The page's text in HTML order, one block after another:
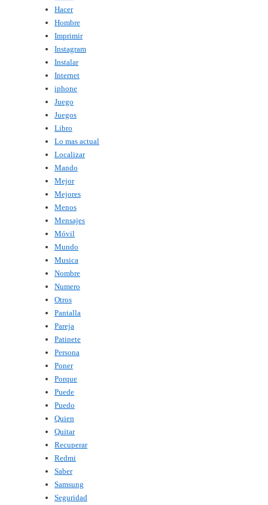
Hacer
Hombre
Imprimir
Instagram
Instalar
Internet
iphone
Juego
Juegos
Libro
Lo mas actual
Localizar
Mando
Mejor
Mejores
Menos
Mensajes
Móvil
Mundo
Musica
Nombre
Numero
Otros
Pantalla
Pareja
Patinete
Persona
Poner
Porque
Puede
Puedo
Quien
Quitar
Recuperar
Redmi
Saber
Samsung
Seguridad